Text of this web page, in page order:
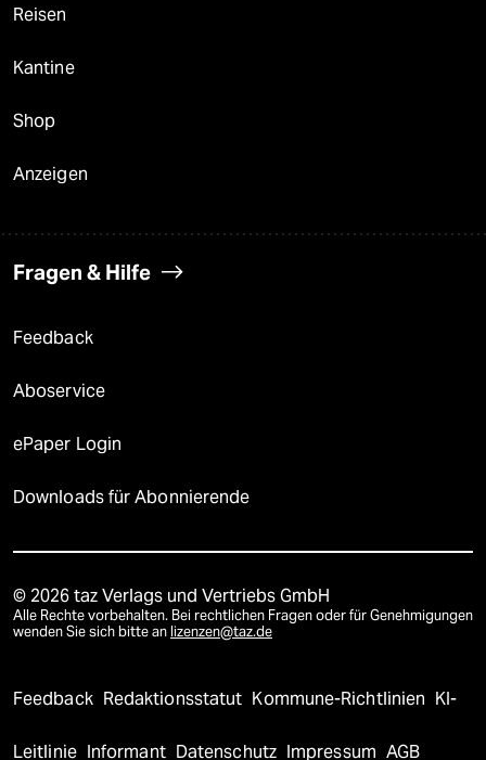
Reisen
Kantine
Shop
Anzeigen
Fragen & Hilfe
Feedback
Aboservice
ePaper Login
Downloads für Abonnierende
© 2026 taz Verlags und Vertriebs GmbH
Alle Rechte vorbehalten. Bei rechtlichen Fragen oder für Genehmigungen
wenden Sie sich bitte an lizenzen@taz.de
Feedback Redaktionsstatut Kommune-Richtlinien KI-
Leitlinie Informant Datenschutz Impressum AGB